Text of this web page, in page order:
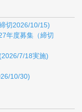
切2026/10/15)
年度募集（締切
7/18実施)
10/30)